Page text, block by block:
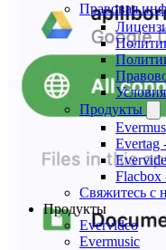
Правовая
Продукты
Evertag
Flacbox
Свяжитесь с
Продукты
Evervideo
Evermusic